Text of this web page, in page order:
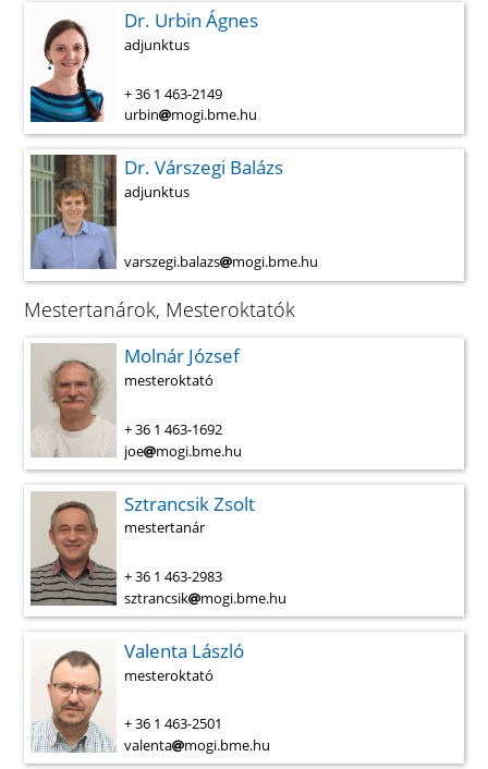
Dr. Urbin Ágnes
adjunktus
+ 36 1 463-2149
urbin
mogi.bme.hu
Dr. Várszegi Balázs
adjunktus
varszegi.balazs mogi.bme.hu
Mestertanárok, Mesteroktatók
Molnár József
mesteroktató
+ 36 1 463-1692
joe
mogi.bme.hu
Sztrancsik Zsolt
mestertanár
+ 36 1 463-2983
sztrancsik
mogi.bme.hu
Valenta László
mesteroktató
+ 36 1 463-2501
valenta
mogi.bme.hu